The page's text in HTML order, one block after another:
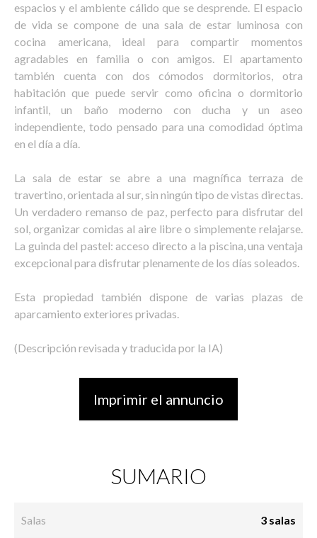
espacios y el ambiente cálido que se desprende. El espacio
de vida se compone de una sala de estar luminosa con
cocina americana, ideal para compartir momentos
agradables en familia o con amigos. El apartamento
también cuenta con dos cómodos dormitorios, otra
habitación que puede servir como oficina o dormitorio
infantil, un baño moderno con ducha y un aseo
independiente, todo pensado para una comodidad óptima
en el día a día.
La sala de estar se abre a una magnífica terraza de
travertino, orientada al sur, sin ningún tipo de vistas directas.
Un verdadero remanso de paz, perfecto para disfrutar del
sol, organizar comidas al aire libre o simplemente relajarse.
La guinda del pastel: acceso directo a la piscina, una ventaja
excepcional para disfrutar plenamente de los días soleados.
Esta propiedad también dispone de varias plazas de
aparcamiento exteriores privadas.
(Descripción revisada y traducida por la IA)
Imprimir el annuncio
SUMARIO
Salas 3 salas